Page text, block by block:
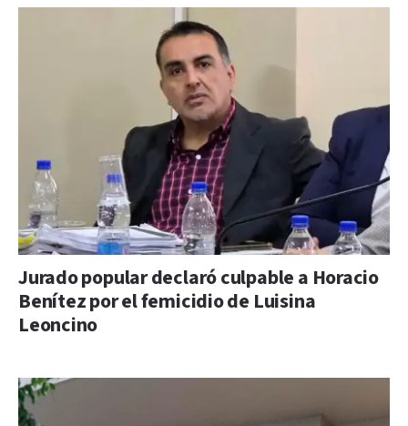
Jurado popular declaró culpable a Horacio
Benítez por el femicidio de Luisina
Leoncino